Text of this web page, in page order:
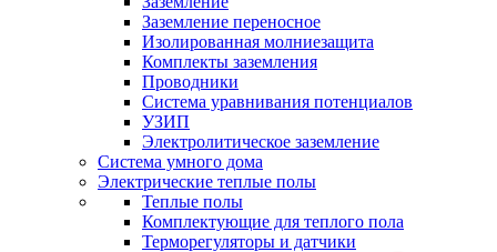
Заземление переносное
Изолированная молниезащита
Комплекты заземления
Проводники
Система уравнивания потенциалов
УЗИП
Электролитическое заземление
Система умного дома
Электрические теплые полы
Теплые полы
Комплектующие для теплого пола
Терморегуляторы и датчики